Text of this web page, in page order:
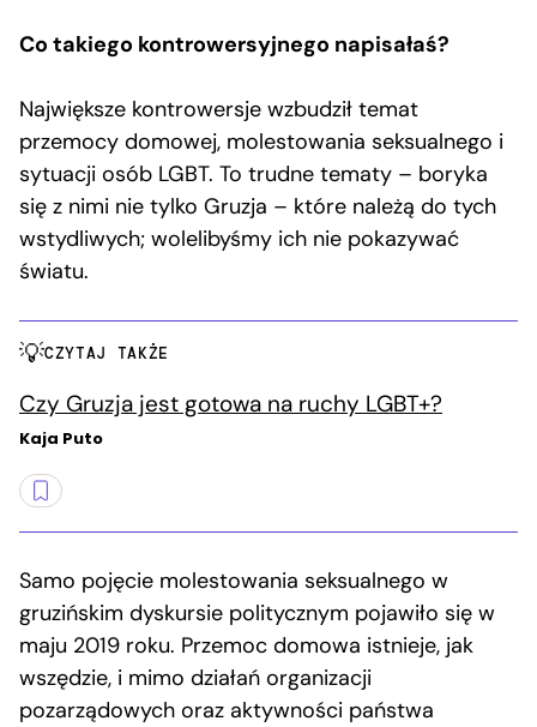
Co takiego kontrowersyjnego napisałaś?
Największe kontrowersje wzbudził temat
przemocy domowej, molestowania seksualnego i
sytuacji osób LGBT. To trudne tematy – boryka
się z nimi nie tylko Gruzja – które należą do tych
wstydliwych; wolelibyśmy ich nie pokazywać
światu.
CZYTAJ TAKŻE
Czy Gruzja jest gotowa na ruchy LGBT+?
Kaja Puto
Samo pojęcie molestowania seksualnego w
gruzińskim dyskursie politycznym pojawiło się w
maju 2019 roku. Przemoc domowa istnieje, jak
wszędzie, i mimo działań organizacji
pozarządowych oraz aktywności państwa